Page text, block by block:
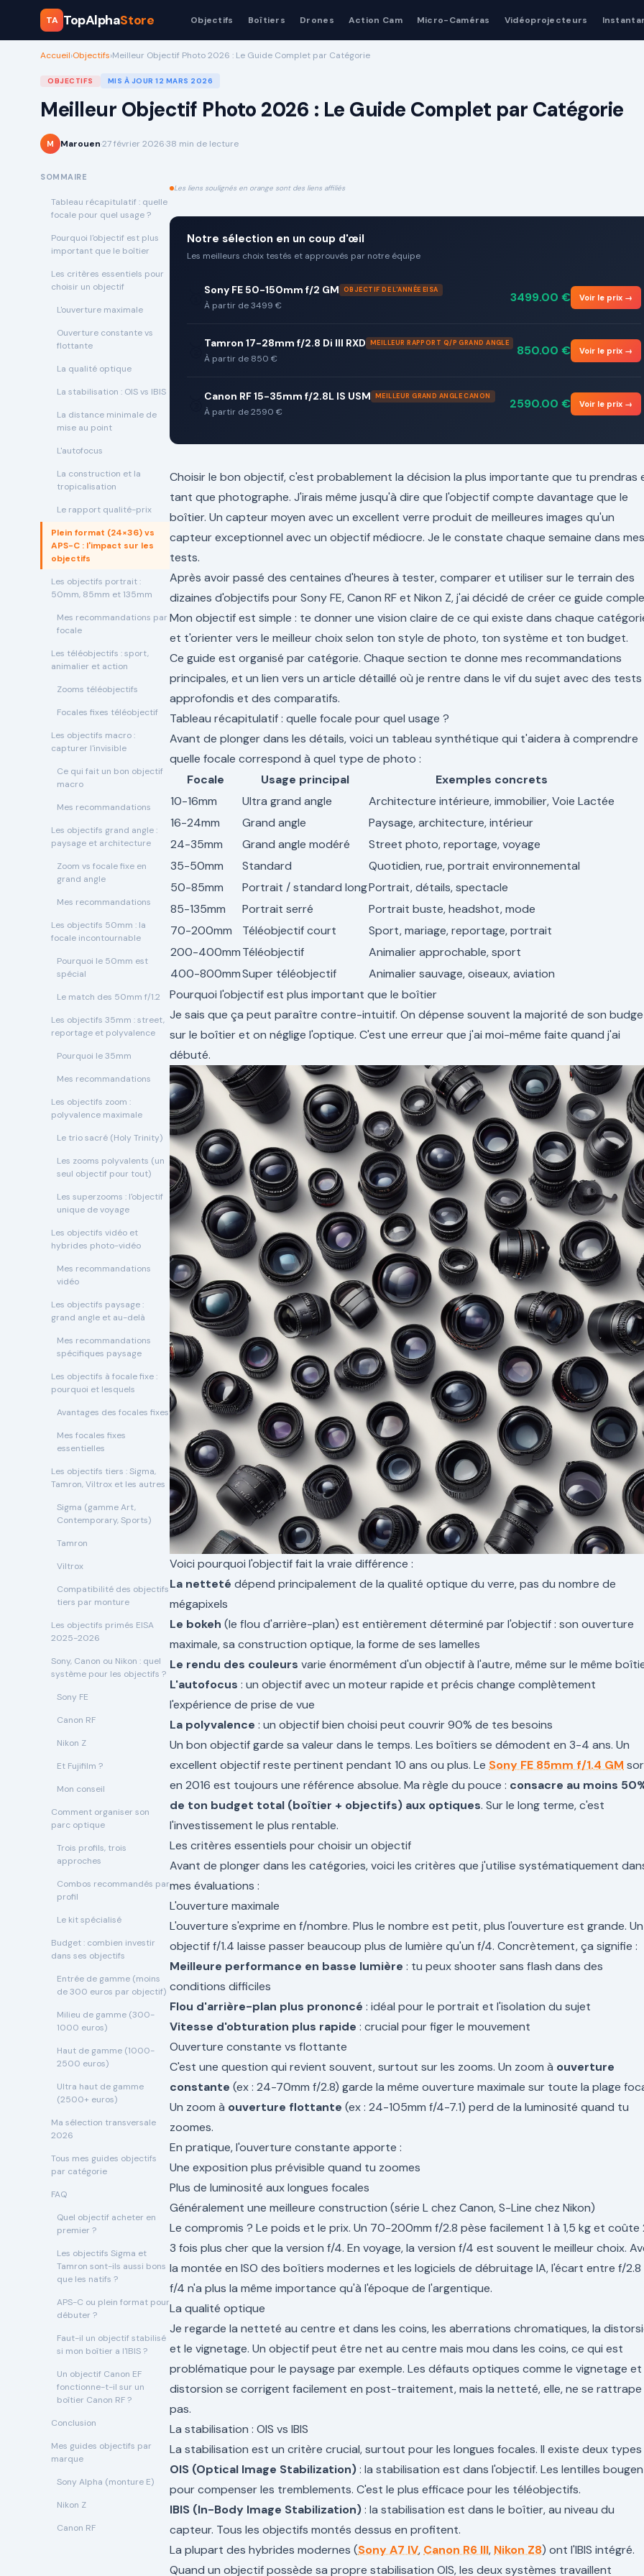
TA TopAlphaStore Objectifs Boîtiers Drones Action Cam Micro-Caméras Vidéoprojecteurs
Accueil›Objectifs›Meilleur Objectif Photo 2026 : Le Guide Complet par Catégorie
OBJECTIFS MIS À JOUR 12 MARS 2026
Meilleur Objectif Photo 2026 : Le Guide Complet par Catégorie
M Marouen·27 février 2026·38 min de lecture
SOMMAIRE
Tableau récapitulatif : quelle
focale pour quel usage ?
Pourquoi l'objectif est plus
important que le boîtier
Les critères essentiels pour
choisir un objectif
L'ouverture maximale
Ouverture constante vs
flottante
La qualité optique
La stabilisation : OIS vs IBIS
La distance minimale de
mise au point
L'autofocus
La construction et la
tropicalisation
Le rapport qualité-prix
Plein format (24×36) vs
APS-C : l'impact sur les
objectifs
Les objectifs portrait :
50mm, 85mm et 135mm
Mes recommandations par
focale
Les téléobjectifs : sport,
animalier et action
Zooms téléobjectifs
Focales fixes téléobjectif
Les objectifs macro :
capturer l'invisible
Ce qui fait un bon objectif
macro
Mes recommandations
Les objectifs grand angle :
paysage et architecture
Zoom vs focale fixe en
grand angle
Mes recommandations
Les objectifs 50mm : la
focale incontournable
Pourquoi le 50mm est
spécial
Le match des 50mm f/1.2
Les objectifs 35mm : street,
reportage et polyvalence
Pourquoi le 35mm
Mes recommandations
Les objectifs zoom :
polyvalence maximale
Le trio sacré (Holy Trinity)
Les zooms polyvalents (un
seul objectif pour tout)
Les superzooms : l'objectif
unique de voyage
Les objectifs vidéo et
hybrides photo-vidéo
Mes recommandations
vidéo
Les objectifs paysage :
grand angle et au-delà
Mes recommandations
spécifiques paysage
Les objectifs à focale fixe :
pourquoi et lesquels
Avantages des focales fixes
Mes focales fixes
essentielles
Les objectifs tiers : Sigma,
Tamron, Viltrox et les autres
Sigma (gamme Art,
Contemporary, Sports)
Tamron
Viltrox
Compatibilité des objectifs
tiers par monture
Les objectifs primés EISA
2025-2026
Sony, Canon ou Nikon : quel
système pour les objectifs ?
Sony FE
Canon RF
Nikon Z
Et Fujifilm ?
Mon conseil
Comment organiser son
parc optique
Trois profils, trois
approches
Combos recommandés par
profil
Le kit spécialisé
Budget : combien investir
dans ses objectifs
Entrée de gamme (moins
de 300 euros par objectif)
Milieu de gamme (300-
1000 euros)
Haut de gamme (1000-
2500 euros)
Ultra haut de gamme
(2500+ euros)
Ma sélection transversale
2026
Tous mes guides objectifs
par catégorie
FAQ
Quel objectif acheter en
premier ?
Les objectifs Sigma et
Tamron sont-ils aussi bons
que les natifs ?
APS-C ou plein format pour
débuter ?
Faut-il un objectif stabilisé
si mon boîtier a l'IBIS ?
Un objectif Canon EF
fonctionne-t-il sur un
boîtier Canon RF ?
Conclusion
Mes guides objectifs par
marque
Sony Alpha (monture E)
Nikon Z
Canon RF
Les liens soulignés en orange sont des liens affiliés
Notre sélection en un coup d'œil
Les meilleurs choix testés et approuvés par notre équipe
Sony FE 50-150mm f/2 GM OBJECTIF DE L'ANNÉE EISA
À partir de 3499 €
3499.00 € Voir le prix →
Tamron 17-28mm f/2.8 Di III RXD MEILLEUR RAPPORT Q/P GRAND ANGLE
À partir de 850 €
850.00 € Voir le prix →
Canon RF 15-35mm f/2.8L IS USM MEILLEUR GRAND ANGLE CANON
À partir de 2590 €
2590.00 € Voir le prix →
Choisir le bon objectif, c'est probablement la décision la plus importante que tu prendras
tant que photographe. J'irais même jusqu'à dire que l'objectif compte davantage que le
boîtier. Un capteur moyen avec un excellent verre produit de meilleures images qu'un
capteur exceptionnel avec un objectif médiocre. Je le constate chaque semaine dans mes
tests.
Après avoir passé des centaines d'heures à tester, comparer et utiliser sur le terrain des
dizaines d'objectifs pour Sony FE, Canon RF et Nikon Z, j'ai décidé de créer ce guide
Mon objectif est simple : te donner une vision claire de ce qui existe dans chaque
et t'orienter vers le meilleur choix selon ton style de photo, ton système et ton budget.
Ce guide est organisé par catégorie. Chaque section te donne mes recommandations
principales, et un lien vers un article détaillé où je rentre dans le vif du sujet avec des tests
approfondis et des comparatifs.
Tableau récapitulatif : quelle focale pour quel usage ?
Avant de plonger dans les détails, voici un tableau synthétique qui t'aidera à comprendre
quelle focale correspond à quel type de photo :
Focale
Usage principal
Exemples concrets
10-16mm
Ultra grand angle
Architecture intérieure, immobilier, Voie Lactée
16-24mm
Grand angle
Paysage, architecture, intérieur
24-35mm
Grand angle modéré
Street photo, reportage, voyage
35-50mm
Standard
Quotidien, rue, portrait environnemental
50-85mm
Portrait / standard longPortrait, détails, spectacle
85-135mm
Portrait serré
Portrait buste, headshot, mode
70-200mm
Téléobjectif court
Sport, mariage, reportage, portrait
200-400mmTéléobjectif
Animalier approchable, sport
400-800mmSuper téléobjectif
Animalier sauvage, oiseaux, aviation
Pourquoi l'objectif est plus important que le boîtier
Je sais que ça peut paraître contre-intuitif. On dépense souvent la majorité de son
sur le boîtier et on néglige l'optique. C'est une erreur que j'ai moi-même faite quand j'ai
débuté.
Voici pourquoi l'objectif fait la vraie différence :
La netteté dépend principalement de la qualité optique du verre, pas du nombre de
mégapixels
Le bokeh (le flou d'arrière-plan) est entièrement déterminé par l'objectif : son ouverture
maximale, sa construction optique, la forme de ses lamelles
Le rendu des couleurs varie énormément d'un objectif à l'autre, même sur le même
L'autofocus : un objectif avec un moteur rapide et précis change complètement
l'expérience de prise de vue
La polyvalence : un objectif bien choisi peut couvrir 90% de tes besoins
Un bon objectif garde sa valeur dans le temps. Les boîtiers se démodent en 3-4 ans. Un
excellent objectif reste pertinent pendant 10 ans ou plus. Le Sony FE 85mm f/1.4 GM
en 2016 est toujours une référence absolue. Ma règle du pouce : consacre au moins
de ton budget total (boîtier + objectifs) aux optiques. Sur le long terme, c'est
l'investissement le plus rentable.
Les critères essentiels pour choisir un objectif
Avant de plonger dans les catégories, voici les critères que j'utilise systématiquement
mes évaluations :
L'ouverture maximale
L'ouverture s'exprime en f/nombre. Plus le nombre est petit, plus l'ouverture est grande. Un
objectif f/1.4 laisse passer beaucoup plus de lumière qu'un f/4. Concrètement, ça signifie :
Meilleure performance en basse lumière : tu peux shooter sans flash dans des
conditions difficiles
Flou d'arrière-plan plus prononcé : idéal pour le portrait et l'isolation du sujet
Vitesse d'obturation plus rapide : crucial pour figer le mouvement
Ouverture constante vs flottante
C'est une question qui revient souvent, surtout sur les zooms. Un zoom à ouverture
constante (ex : 24-70mm f/2.8) garde la même ouverture maximale sur toute la plage
Un zoom à ouverture flottante (ex : 24-105mm f/4-7.1) perd de la luminosité quand tu
zoomes.
En pratique, l'ouverture constante apporte :
Une exposition plus prévisible quand tu zoomes
Plus de luminosité aux longues focales
Généralement une meilleure construction (série L chez Canon, S-Line chez Nikon)
Le compromis ? Le poids et le prix. Un 70-200mm f/2.8 pèse facilement 1 à 1,5 kg et coûte
3 fois plus cher que la version f/4. En voyage, la version f/4 est souvent le meilleur choix.
la montée en ISO des boîtiers modernes et les logiciels de débruitage IA, l'écart entre f/
f/4 n'a plus la même importance qu'à l'époque de l'argentique.
La qualité optique
Je regarde la netteté au centre et dans les coins, les aberrations chromatiques, la
et le vignetage. Un objectif peut être net au centre mais mou dans les coins, ce qui est
problématique pour le paysage par exemple. Les défauts optiques comme le vignetage et
distorsion se corrigent facilement en post-traitement, mais la netteté, elle, ne se rattrape
pas.
La stabilisation : OIS vs IBIS
La stabilisation est un critère crucial, surtout pour les longues focales. Il existe deux types
OIS (Optical Image Stabilization): la stabilisation est dans l'objectif. Les lentilles
pour compenser les tremblements. C'est le plus efficace pour les téléobjectifs.
IBIS (In-Body Image Stabilization): la stabilisation est dans le boîtier, au niveau du
capteur. Tous les objectifs montés dessus en profitent.
La plupart des hybrides modernes (Sony A7 IV, Canon R6 III, Nikon Z8) ont l'IBIS intégré.
Quand un objectif possède sa propre stabilisation OIS, les deux systèmes travaillent